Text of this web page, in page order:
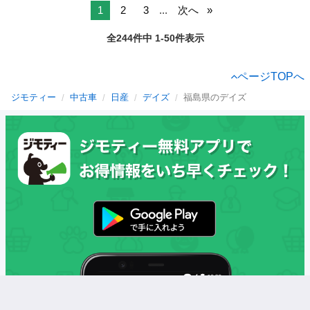
1 2 3 ... 次へ
全244件中 1-50件表示
ページTOPへ
ジモティー 中古車 日産 デイズ 福島県のデイズ